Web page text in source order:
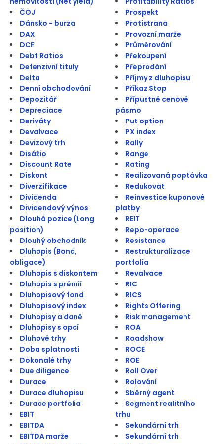
ČOJ
Dánsko - burza
DAX
DCF
Debt Ratios
Defenzivní tituly
Delta
Denní obchodování
Depozitář
Depreciace
Deriváty
Devalvace
Devizový trh
Disážio
Discount Rate
Diskont
Diverzifikace
Dividenda
Dividendový výnos
Dlouhá pozice (Long
position)
Dlouhý obchodník
Dluhopis (Bond,
obligace)
Dluhopis s diskontem
Dluhopis s prémií
Dluhopisový fond
Dluhopisový index
Dluhopisy a daně
Dluhopisy s opcí
Dluhové trhy
Doba splatnosti
Dokonalé trhy
Due diligence
Durace
Durace dluhopisu
Durace portfolia
EBIT
EBITDA
EBITDA marže
Prospekt
Protistrana
Provozní marže
Průměrování
Překoupení
Přeprodání
Příjmy z dluhopisu
Příkaz Stop
Přípustné cenové
pásmo
Put option
PX index
Rally
Range
Rating
Realizovaná poptávka
Redukovat
Reinvestice kuponové
platby
REIT
Repo-operace
Resistance
Restrukturalizace
portfolia
Revalvace
RIC
RICS
Rights Offering
Risk management
ROA
Roadshow
ROCE
ROE
Roll Over
Rolování
Sběrný agent
Segment realitního
trhu
Sekundární trh
Sekundární trh